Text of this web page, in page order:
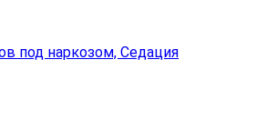
под наркозом, Седация